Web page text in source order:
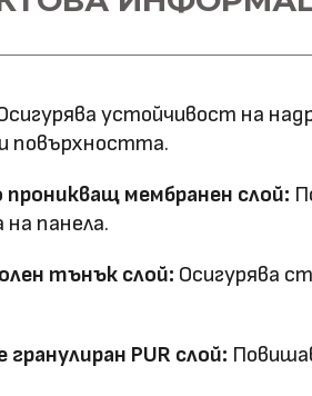
Дебелина: 5/8
Матова PETG
устойчивост на
повърхността.
проникващ мембранен слой:
панела.
тънък слой: Осигурява
гранулиран PUR слой: